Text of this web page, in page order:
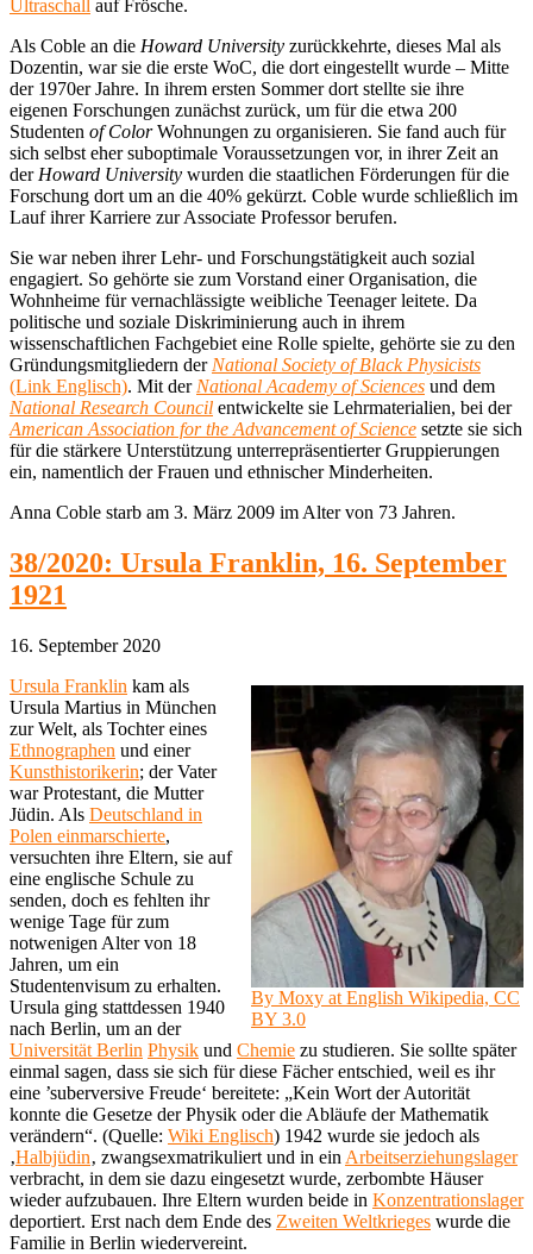
Ultraschall
auf Frösche.
Als Coble an die Howard University zurückkehrte, dieses Mal als
Dozentin, war sie die erste WoC, die dort eingestellt wurde – Mitte
der 1970er Jahre. In ihrem ersten Sommer dort stellte sie ihre
eigenen Forschungen zunächst zurück, um für die etwa 200
Studenten of ColorWohnungen zu organisieren. Sie fand auch für
sich selbst eher suboptimale Voraussetzungen vor, in ihrer Zeit an
derHoward University wurden die staatlichen Förderungen für die
Forschung dort um an die 40% gekürzt. Coble wurde schließlich im
Lauf ihrer Karriere zur Associate Professor berufen.
Sie war neben ihrer Lehr- und Forschungstätigkeit auch sozial
engagiert. So gehörte sie zum Vorstand einer Organisation, die
Wohnheime für vernachlässigte weibliche Teenager leitete. Da
politische und soziale Diskriminierung auch in ihrem
wissenschaftlichen Fachgebiet eine Rolle spielte, gehörte sie zu den
Gründungsmitgliedern der National Society of Black Physicists
(Link Englisch). Mit der National Academy of Sciences und dem
National Research Council entwickelte sie Lehrmaterialien, bei der
American Association for the Advancement of Science setzte sie sich
für die stärkere Unterstützung unterrepräsentierter Gruppierungen
ein, namentlich der Frauen und ethnischer Minderheiten.
Anna Coble starb am 3. März 2009 im Alter von 73 Jahren.
38/2020: Ursula Franklin, 16. September
1921
16. September 2020
By Moxy at English Wikipedia, CC
BY 3.0
Ursula Franklin kam als
Ursula Martius in München
zur Welt, als Tochter eines
Ethnographen und einer
Kunsthistorikerin; der Vater
war Protestant, die Mutter
Jüdin. Als Deutschland in
Polen einmarschierte,
versuchten ihre Eltern, sie auf
eine englische Schule zu
senden, doch es fehlten ihr
wenige Tage für zum
notwenigen Alter von 18
Jahren, um ein
Studentenvisum zu erhalten.
Ursula ging stattdessen 1940
nach Berlin, um an der
Universität Berlin Physik und Chemie zu studieren. Sie sollte später
einmal sagen, dass sie sich für diese Fächer entschied, weil es ihr
eine ’suberversive Freude‘ bereitete: „Kein Wort der Autorität
konnte die Gesetze der Physik oder die Abläufe der Mathematik
verändern“. (Quelle: Wiki Englisch) 1942 wurde sie jedoch als
‚Halbjüdin‚ zwangsexmatrikuliert und in ein Arbeitserziehungslager
verbracht, in dem sie dazu eingesetzt wurde, zerbombte Häuser
wieder aufzubauen. Ihre Eltern wurden beide in Konzentrationslager
deportiert. Erst nach dem Ende des Zweiten Weltkrieges wurde die
Familie in Berlin wiedervereint.